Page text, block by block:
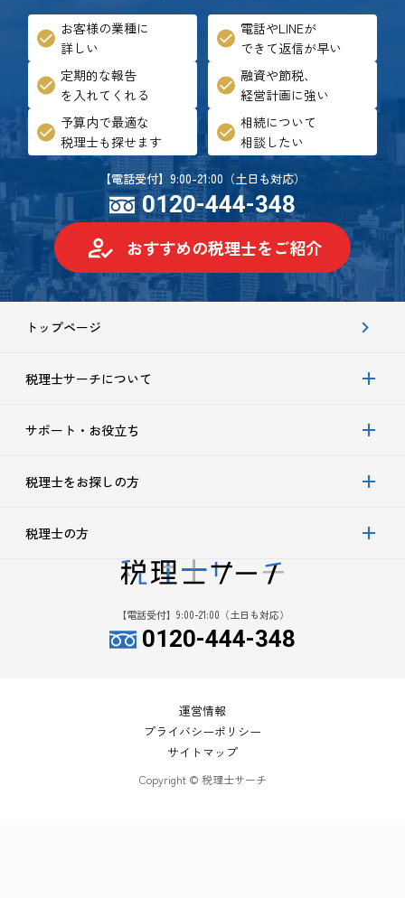
お客様の業種に
詳しい
電話やLINEが
できて返信が早い
定期的な報告
を入れてくれる
融資や節税、
経営計画に強い
予算内で最適な
税理士も探せます
相続について
相談したい
【電話受付】9:00-21:00（土日も対応）
0120-444-348
おすすめの税理士をご紹介
【電話受付】9:00-21:00（土日も対応）
0120-444-348
トップページ
税理士サーチについて
サポート・お役立ち
税理士をお探しの方
税理士の方
運営情報
プライバシーポリシー
サイトマップ
Copyright © 税理士サーチ